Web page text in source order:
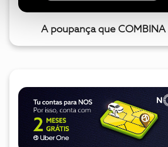
A poupança que COMBINA